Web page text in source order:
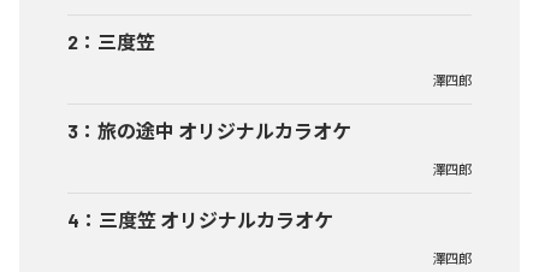
2 ： 三度笠
澤四郎
3 ： 旅の途中 オリジナルカラオケ
澤四郎
4 ： 三度笠 オリジナルカラオケ
澤四郎